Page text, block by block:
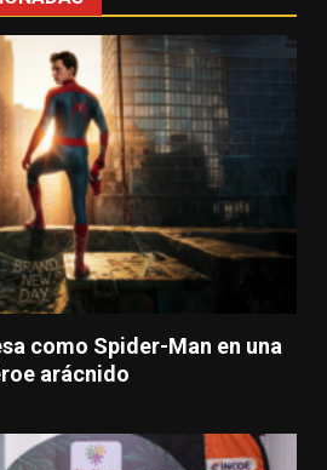
como Spider-Man en una
arácnido